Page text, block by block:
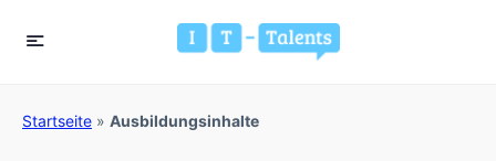
Startseite » Ausbildungsinhalte